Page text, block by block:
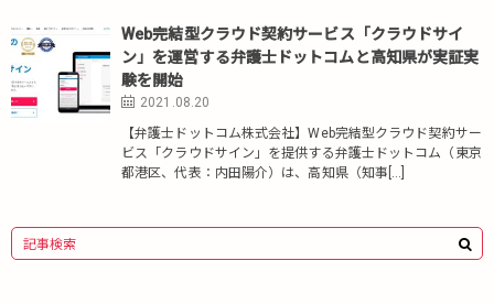
Web完結型クラウド契約サービス「クラウドサイ
ン」を運営する弁護士ドットコムと高知県が実証実
験を開始
2021.08.20
【弁護士ドットコム株式会社】Web完結型クラウド契約サー
ビス「クラウドサイン」を提供する弁護士ドットコム（東京
都港区、代表：内田陽介）は、高知県（知事[…]